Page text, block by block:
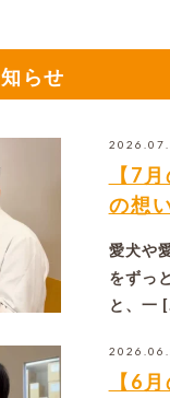
らせ
【7
の想
愛犬や
をずっ
と、一
【6